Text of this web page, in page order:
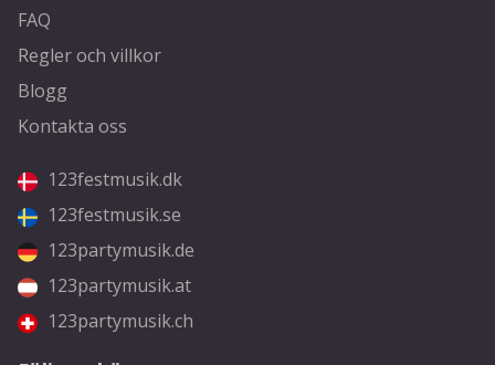
FAQ
Regler och villkor
Blogg
Kontakta oss
123festmusik.dk
123festmusik.se
123partymusik.de
123partymusik.at
123partymusik.ch